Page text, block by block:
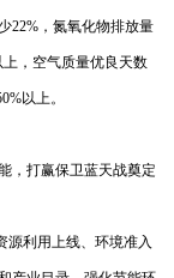
22%，氮氧化物排放量
上，空气质量优良天数
以上。
，打赢保卫蓝天战奠定
源利用上线、环境准入